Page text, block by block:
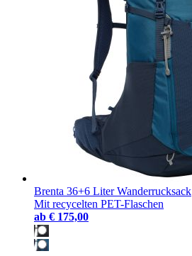
Brenta 36+6 Liter Wanderrucksack
Mit recycelten PET-Flaschen
ab € 175,00